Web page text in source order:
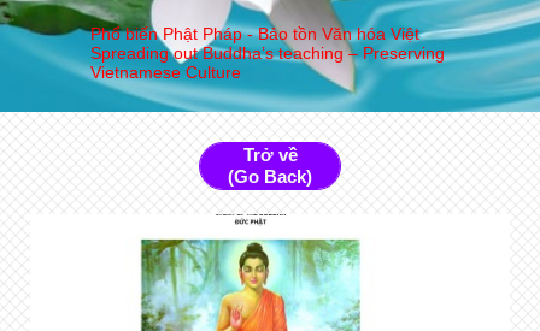
Phổ biến Phật Pháp - Bảo tồn Văn hóa Việt
Spreading out Buddha’s teaching – Preserving
Vietnamese Culture
Trở về
(Go Back)